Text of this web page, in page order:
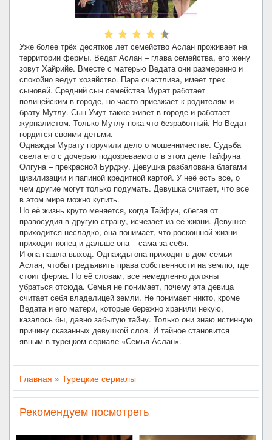
Уже более трёх десятков лет семейство Аслан проживает на
территории фермы. Ведат Аслан – глава семейства, его жену
зовут Хайрийе. Вместе с матерью Ведата они размеренно и
спокойно ведут хозяйство. Пара счастлива, имеет трех
сыновей. Средний сын семейства Мурат работает
полицейским в городе, но часто приезжает к родителям и
брату Мутлу. Сын Умут также живет в городе и работает
журналистом. Только Мутлу пока что безработный. Но Ведат
гордится своими детьми.
Однажды Мурату поручили дело о мошенничестве. Судьба
свела его с дочерью подозреваемого в этом деле Тайфуна
Олгуна – прекрасной Бурджу. Девушка разбалована благами
цивилизации и папиной кредитной картой. У неё есть все, о
чем другие могут только подумать. Девушка считает, что все
в этом мире можно купить.
Но её жизнь круто меняется, когда Тайфун, сбегая от
правосудия в другую страну, исчезает из её жизни. Девушке
приходится несладко, она понимает, что роскошной жизни
приходит конец и дальше она – сама за себя.
И она нашла выход. Однажды она приходит в дом семьи
Аслан, чтобы предъявить права собственности на землю, где
стоит ферма. По её словам, все немедленно должны
убраться отсюда. Семья не понимает, почему эта девица
считает себя владелицей земли. Не понимает никто, кроме
Ведата и его матери, которые бережно хранили некую,
казалось бы, давно забытую тайну. Только они знаю истинную
причину сказанных девушкой слов. И тайное становится
явным в турецком сериале «Семья Аслан».
Главная » Турецкие сериалы
Рекомендуем посмотреть